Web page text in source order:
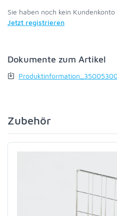
Sie haben noch kein
Jetzt registrieren
Dokumente zum Artikel
Zubehör